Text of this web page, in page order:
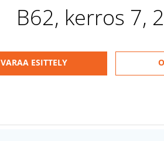
B62, kerros 7,
VARAA ESITTELY